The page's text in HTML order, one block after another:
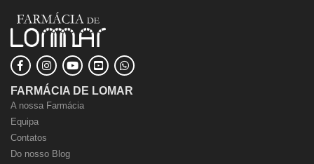
FARMÁCIA DE LOMAR
A nossa Farmácia
Equipa
Contatos
Do nosso Blog